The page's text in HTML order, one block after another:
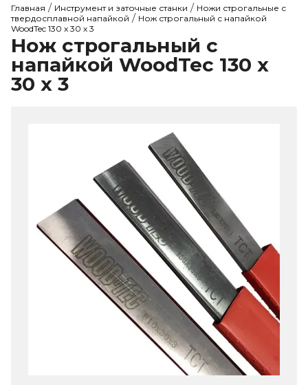
Главная / Инструмент и заточные станки / Ножи строгальные с
твердосплавной напайкой / Нож строгальный с напайкой
WoodTec 130 x 30 x 3
Нож строгальный с
напайкой WoodTec 130 x
30 x 3